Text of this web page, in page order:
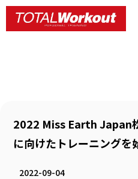
2022 Miss Earth Japan
に向けたトレーニングを
2022-09-04